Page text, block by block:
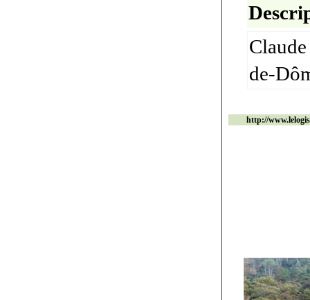
de-
http://